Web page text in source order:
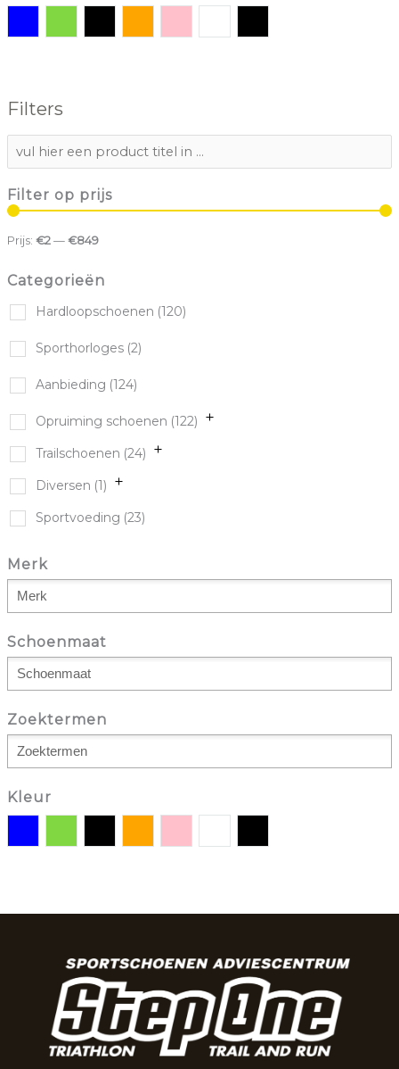
Filters
Filter op prijs
Prijs: €2— €849
Categorieën
Hardloopschoenen (120)
Sporthorloges (2)
Aanbieding (124)
Opruiming schoenen (122)
Trailschoenen (24)
Diversen (1)
Sportvoeding (23)
Merk
Schoenmaat
Zoektermen
Kleur